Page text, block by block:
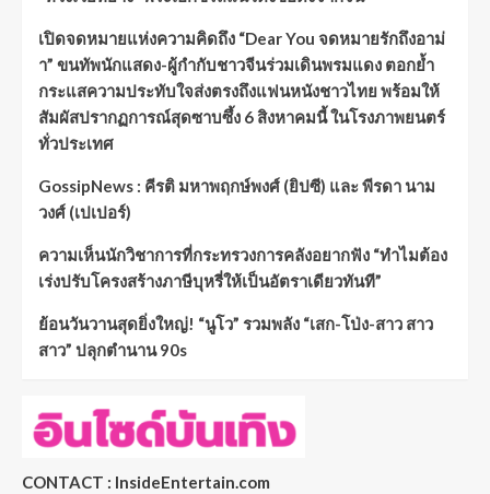
เปิดจดหมายแห่งความคิดถึง “Dear You จดหมายรักถึงอาม่
า” ขนทัพนักแสดง-ผู้กำกับชาวจีนร่วมเดินพรมแดง ตอกย้ำ
กระแสความประทับใจส่งตรงถึงแฟนหนังชาวไทย พร้อมให้
สัมผัสปรากฏการณ์สุดซาบซึ้ง 6 สิงหาคมนี้ ในโรงภาพยนตร์
ทั่วประเทศ
GossipNews : คีรติ มหาพฤกษ์พงศ์ (ยิปซี) และ พีรดา นาม
วงศ์ (เปเปอร์)
ความเห็นนักวิชาการที่กระทรวงการคลังอยากฟัง “ทำไมต้อง
เร่งปรับโครงสร้างภาษีบุหรี่ให้เป็นอัตราเดียวทันที”
ย้อนวันวานสุดยิ่งใหญ่! “นูโว” รวมพลัง “เสก-โป่ง-สาว สาว
สาว” ปลุกตำนาน 90s
CONTACT : InsideEntertain.com